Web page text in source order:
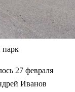
27 февраля
Иванов